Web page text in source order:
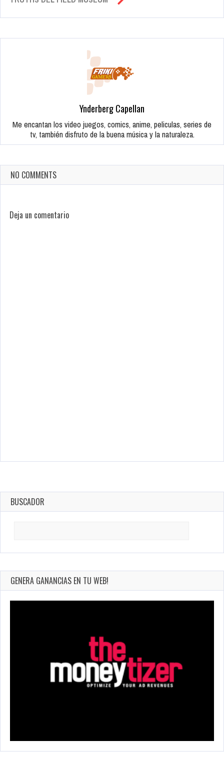
Ynderberg Capellan
Me encantan los video juegos, comics, anime, peliculas, series de
tv, también disfruto de la buena música y la naturaleza.
NO COMMENTS
Deja un comentario
BUSCADOR
GENERA GANANCIAS EN TU WEB!